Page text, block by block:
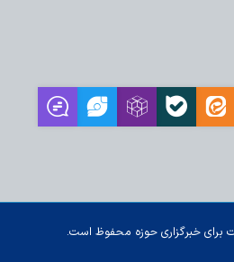
برای خبرگزاری حوزه محفوظ است.